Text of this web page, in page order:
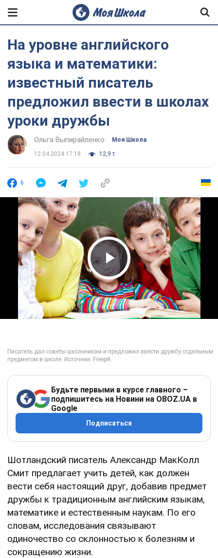
На уровне английского
языка и математики:
известный писатель
предложил ввести в школах
уроки дружбы
Ольга Выпирайленко Моя Школа
12.04.2024 17:18 12,9 т.
6
Play Video
Будьте первыми в курсе главного –
подпишитесь на Новини на OBOZ.UA в
Google
Подписаться
Шотландский писатель Александр МакКолл
Смит предлагает учить детей, как должен
вести себя настоящий друг, добавив предмет
дружбы к традиционным английским языкам,
математике и естественным наукам. По его
словам, исследования связывают
одиночество со склонностью к болезням и
сокращению жизни.